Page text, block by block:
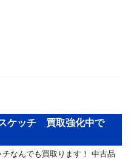
ケッチ 買取強化中で
チなんでも買取ります！ 中古品